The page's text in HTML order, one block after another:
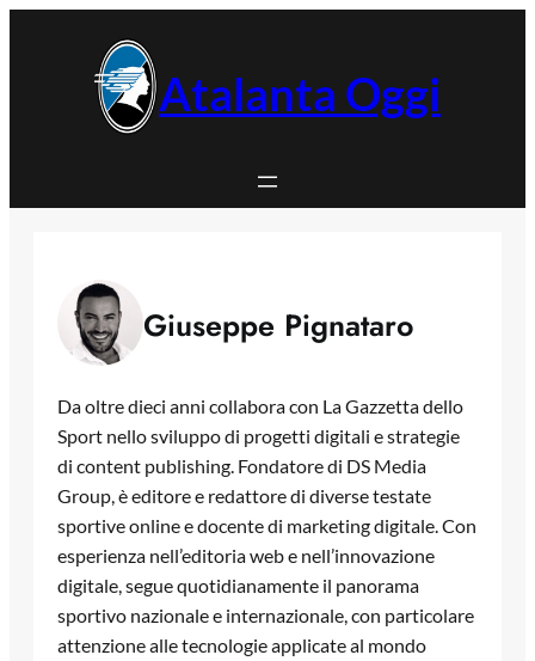
Atalanta Oggi
Giuseppe Pignataro
Da oltre dieci anni collabora con La Gazzetta dello
Sport nello sviluppo di progetti digitali e strategie
di content publishing. Fondatore di DS Media
Group, è editore e redattore di diverse testate
sportive online e docente di marketing digitale. Con
esperienza nell’editoria web e nell’innovazione
digitale, segue quotidianamente il panorama
sportivo nazionale e internazionale, con particolare
attenzione alle tecnologie applicate al mondo